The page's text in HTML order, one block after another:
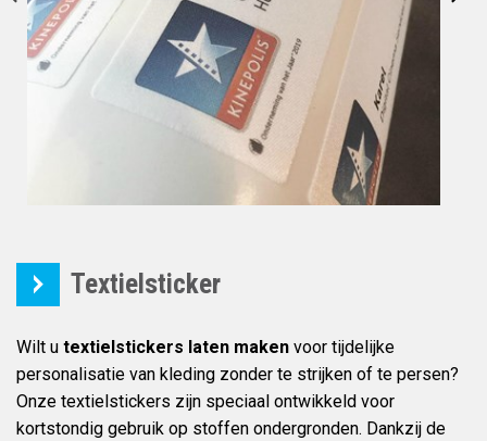
Textielsticker
Wilt u textielstickers laten maken voor tijdelijke
personalisatie van kleding zonder te strijken of te persen?
Onze textielstickers zijn speciaal ontwikkeld voor
kortstondig gebruik op stoffen ondergronden. Dankzij de